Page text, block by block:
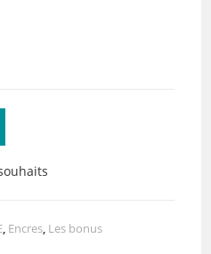
, Encres, Les bonus